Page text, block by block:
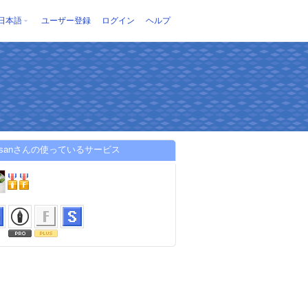
本語 ユーザー登録 ログイン ヘルプ
さんの使っているサービス